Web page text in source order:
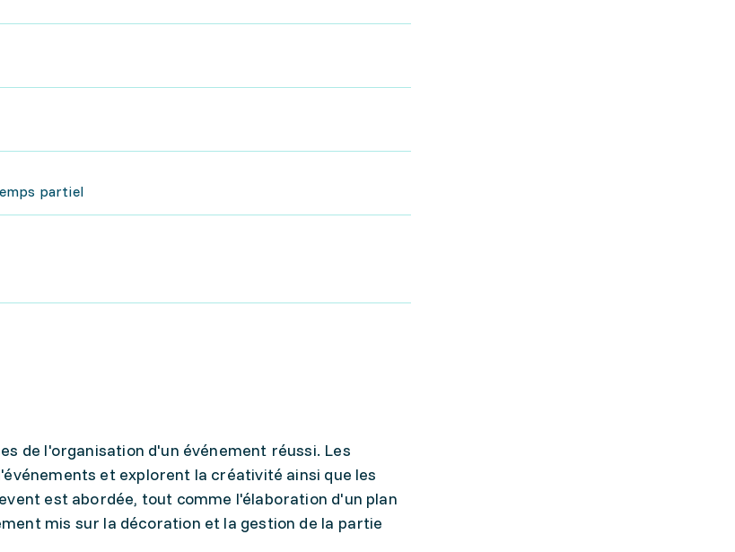
partiel
de l'organisation d'un événement réussi. Les
et explorent la créativité ainsi que les
est abordée, tout comme l'élaboration d'un plan
mis sur la décoration et la gestion de la partie